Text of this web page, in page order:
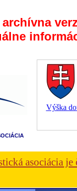
Výška
asociácia